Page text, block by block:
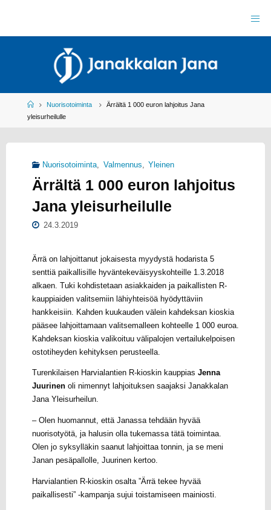
AN
RY
HomeNuorisotoiminta
Ärrältä 1 000 euron lahjoitus Jana
yleisurheilulle
Nuorisotoiminta, Valmennus, Yleinen
Ärrältä 1 000 euron lahjoitus
Jana yleisurheilulle
24.3.2019
Ärrä on lahjoittanut jokaisesta myydystä hodarista 5
senttiä paikallisille hyväntekeväisyyskohteille 1.3.2018
alkaen. Tuki kohdistetaan asiakkaiden ja paikallisten R-
kauppiaiden valitsemiin lähiyhteisöä hyödyttäviin
hankkeisiin. Kahden kuukauden välein kahdeksan kioskia
pääsee lahjoittamaan valitsemalleen kohteelle 1 000 euroa.
Kahdeksan kioskia valikoituu välipalojen vertailukelpoisen
ostotiheyden kehityksen perusteella.
Turenkilaisen Harvialantien R-kioskin kauppias Jenna
Juurinenoli nimennyt lahjoituksen saajaksi Janakkalan
Jana Yleisurheilun.
– Olen huomannut, että Janassa tehdään hyvää
nuorisotyötä, ja halusin olla tukemassa tätä toimintaa.
Olen jo syksylläkin saanut lahjoittaa tonnin, ja se meni
Janan pesäpallolle, Juurinen kertoo.
Harvialantien R-kioskin osalta ”Ärrä tekee hyvää
paikallisesti” -kampanja sujui toistamiseen mainiosti.